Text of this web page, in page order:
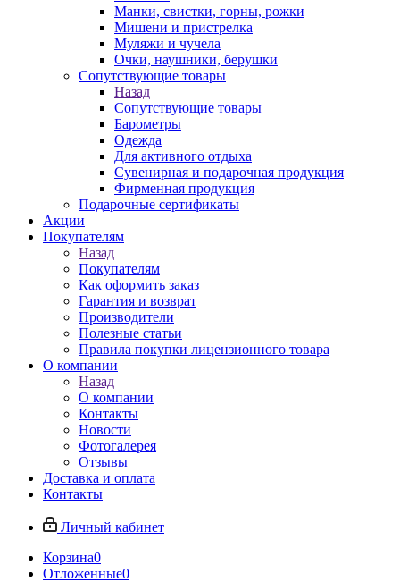
Манки, свистки, горны, рожки
Мишени и пристрелка
Муляжи и чучела
Очки, наушники, берушки
Сопутствующие товары
Назад
Сопутствующие товары
Барометры
Одежда
Для активного отдыха
Сувенирная и подарочная продукция
Фирменная продукция
Подарочные сертификаты
Акции
Покупателям
Назад
Покупателям
Как оформить заказ
Гарантия и возврат
Производители
Полезные статьи
Правила покупки лицензионного товара
О компании
Назад
О компании
Контакты
Новости
Фотогалерея
Отзывы
Доставка и оплата
Контакты
Личный кабинет
Корзина0
Отложенные0